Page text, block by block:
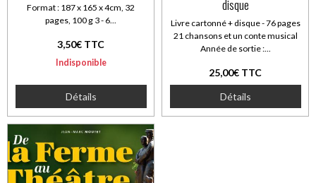
Format : 187 x 165 x 4cm, 32
pages, 100 g 3 - 6...
3,50€ TTC
Indisponible
Détails
disque
Livre cartonné + disque - 76 pages
21 chansons et un conte musical
Année de sortie :...
25,00€ TTC
Détails